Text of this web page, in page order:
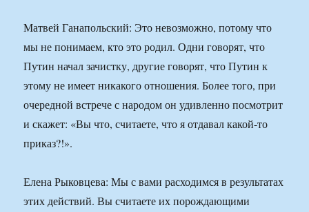
Матвей Ганапольский: Это невозможно, потому что
мы не понимаем, кто это родил. Одни говорят, что
Путин начал зачистку, другие говорят, что Путин к
этому не имеет никакого отношения. Более того, при
очередной встрече с народом он удивленно посмотрит
и скажет: «Вы что, считаете, что я отдавал какой-то
приказ?!».
Елена Рыковцева: Мы с вами расходимся в результатах
этих действий. Вы считаете их порождающими